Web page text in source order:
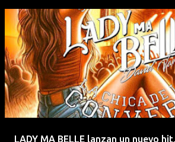
LADY MA BELLE lanzan un nuevo hit,